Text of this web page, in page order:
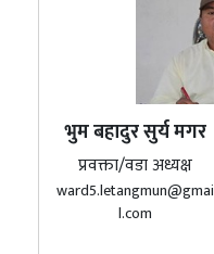
भुम बहादुर सुर्य मगर
प्रवक्ता/वडा अध्यक्ष
ward5.letangmun@gmai
l.com